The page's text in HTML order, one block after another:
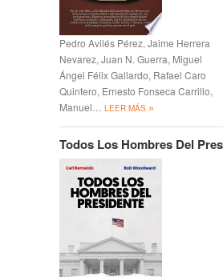
Pedro Avilés Pérez, Jaime Herrera
Nevarez, Juan N. Guerra, Miguel
Ángel Félix Gallardo, Rafael Caro
Quintero, Ernesto Fonseca Carrillo,
Manuel…
LEER MÁS »
Todos Los Hombres Del